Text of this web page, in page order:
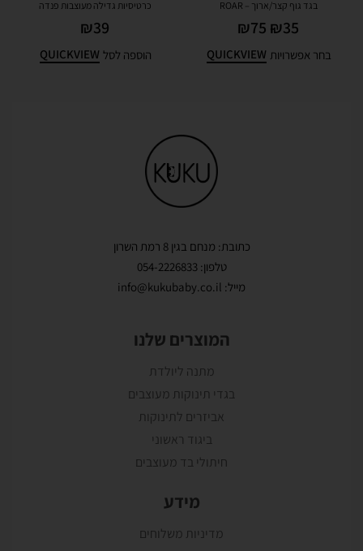
בגד גוף קצר/ארוך – ROAR
₪35
₪75
בחר אפשרויות QUICKVIEW
כרטיסיות גדילה מעוצבות פנדה
₪39
הוספה לסל QUICKVIEW
כתובת: מנחם בגין 8 רמת השרון
טלפון: 054-2226833
מייל: info@kukubaby.co.il
המוצרים שלנו
מתנה ליולדת
בגדי תינוקות מעוצבים
אביזרים לתינוקות
ביגוד ראשוני
חיתולי בד מעוצבים
מידע
מדיניות משלוחים